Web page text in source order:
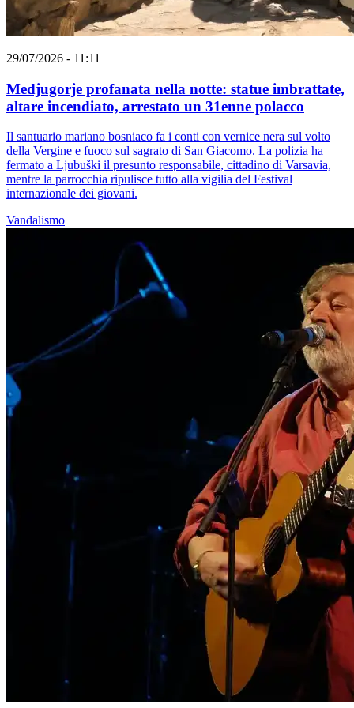
29/07/2026 - 11:11
Medjugorje profanata nella notte: statue imbrattate,
altare incendiato, arrestato un 31enne polacco
Il santuario mariano bosniaco fa i conti con vernice nera sul volto
della Vergine e fuoco sul sagrato di San Giacomo. La polizia ha
fermato a Ljubuški il presunto responsabile, cittadino di Varsavia,
mentre la parrocchia ripulisce tutto alla vigilia del Festival
internazionale dei giovani.
Vandalismo